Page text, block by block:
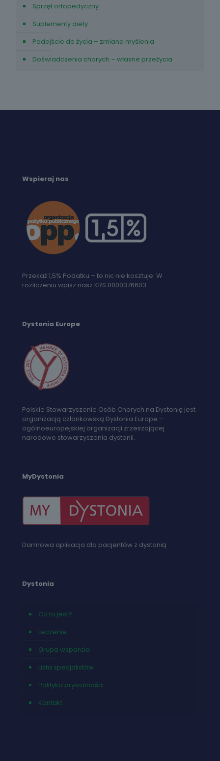
Sprzęt ortopedyczny
Suplementy diety
Podejście do życia – zmiana myślenia
Doświadczenia chorych – własne przeżycia
Wspieraj nas
Przekaż 1,5% Podatku – to nic nie kosztuje. W
rozliczeniu wpisz nasz KRS 0000376603
Dystonia Europe
Polskie Stowarzyszenie Osób Chorych na Dystonię jest
organizacją członkowską Dystonia Europe –
ogólnoeuropejskiej organizacji zrzeszającej
narodowe stowarzyszenia dystonii.
MyDystonia
Darmowa aplikacja dla pacjentów z dystonią
Dystonia
Co to jest?
Leczenie
Grupa wsparcia
Lista specjalistów
Polityka prywatności
Kontakt